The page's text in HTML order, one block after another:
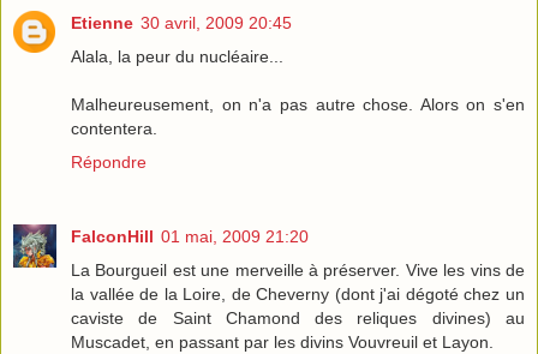
Etienne 30 avril, 2009 20:45
Alala, la peur du nucléaire...
Malheureusement, on n'a pas autre chose. Alors on s'en
contentera.
Répondre
FalconHill 01 mai, 2009 21:20
La Bourgueil est une merveille à préserver. Vive les vins de
la vallée de la Loire, de Cheverny (dont j'ai dégoté chez un
caviste de Saint Chamond des reliques divines) au
Muscadet, en passant par les divins Vouvreuil et Layon.